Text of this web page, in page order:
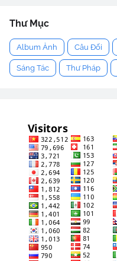
Thư Mục
Album Ảnh Câu Đối
Sáng Tác Thư Pháp